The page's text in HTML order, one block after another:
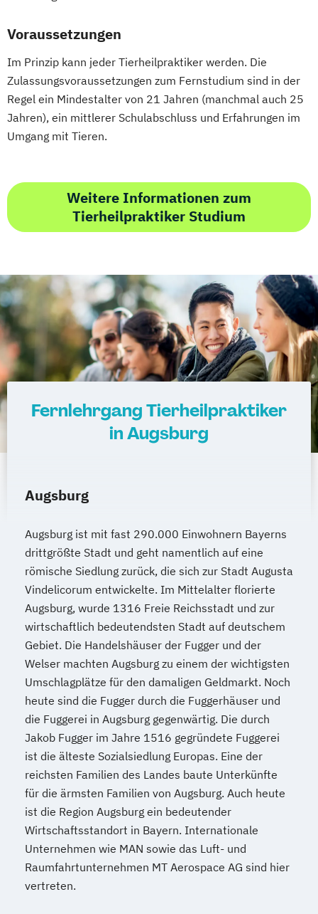
Grundlagen der klassischen
Heilpflanzenkunde
Heilpraktiker/-in Fachrichtung
"Akupunktur"
Heilpraktiker/-in Fachrichtung
"Ernährungsberatung/-medizin"
Heilpraktiker/-in Fachrichtung
Heilpraktiker/-in Fachrichtung "Klassische
Homöopathie"
Heilpraktiker/-in Fachrichtung
"Sportmedizin"
Heilpraktiker/-in für Psychotherapie
Heilpraktiker/-in für Psychotherapie
Fachrichtung "Burnout-Prävention"
Heilpraktiker/-in für Psychotherapie
Fachrichtung "Entspannungstherapie"
Heilpraktiker/-in für Psychotherapie
Fachrichtung "Paarberatung"
Heilpraktiker/-in für Psychotherapie
Heilpraktiker/-in für Psychotherapie
Klassische Homöopathie
Klassische Veterinärhomöopathie
Konfliktmanager/in
Lernberater/-in
Lernberater/-in + Entwicklungsberatung
NLP Tools in der psychologischen
Beratungspraxis
Paarberater/ -in
Paarberater/-in + Systemische/r Berater/-
in
Personal Trainer/-in
Personal Trainer/-in Fachrichtung "Fitness
65+ (Seniorentrainer/-in)"
Personal Trainer/-in mit Fachrichtung
"Lebensmittelunverträglichkeiten"
Personal Trainer/-in mit Zusatzmodul
"Betriebswirtschaft"
Pflanzenkunde in der Ernährung
Psychologische/r Berater/-in
Voraussetzungen
Im Prinzip kann jeder Tierheilpraktiker werden. Die
Zulassungsvoraussetzungen zum Fernstudium sind in der
Regel ein Mindestalter von 21 Jahren (manchmal auch 25
Jahren), ein mittlerer Schulabschluss und Erfahrungen im
Umgang mit Tieren.
Weitere Informationen zum
Tierheilpraktiker Studium
Fernlehrgang Tierheilpraktiker
in Augsburg
Augsburg
Augsburg ist mit fast 290.000 Einwohnern Bayerns
drittgrößte Stadt und geht namentlich auf eine
römische Siedlung zurück, die sich zur Stadt Augusta
Vindelicorum entwickelte. Im Mittelalter florierte
Augsburg, wurde 1316 Freie Reichsstadt und zur
wirtschaftlich bedeutendsten Stadt auf deutschem
Gebiet. Die Handelshäuser der Fugger und der
Welser machten Augsburg zu einem der wichtigsten
Umschlagplätze für den damaligen Geldmarkt. Noch
heute sind die Fugger durch die Fuggerhäuser und
die Fuggerei in Augsburg gegenwärtig. Die durch
Jakob Fugger im Jahre 1516 gegründete Fuggerei
ist die älteste Sozialsiedlung Europas. Eine der
reichsten Familien des Landes baute Unterkünfte
für die ärmsten Familien von Augsburg. Auch heute
ist die Region Augsburg ein bedeutender
Wirtschaftsstandort in Bayern. Internationale
Unternehmen wie MAN sowie das Luft- und
Raumfahrtunternehmen MT Aerospace AG sind hier
vertreten.